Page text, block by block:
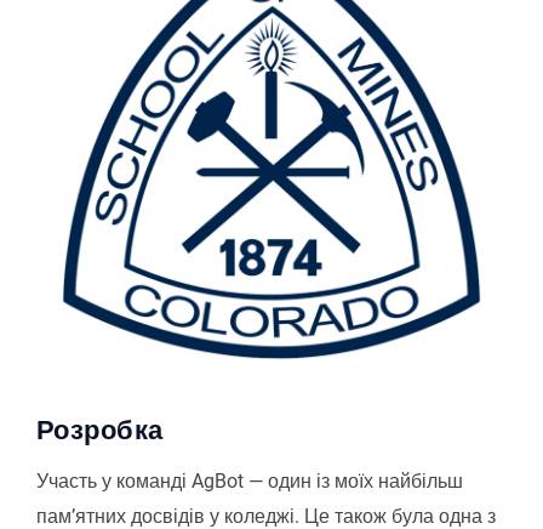
Розробка
Участь у команді AgBot — один із моїх найбільш
пам’ятних досвідів у коледжі. Це також була одна з